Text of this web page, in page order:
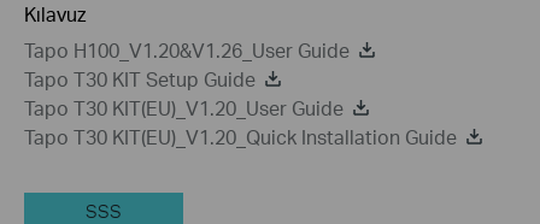
Kılavuz
Tapo H100_V1.20&V1.26_User Guide
Tapo T30 KIT Setup Guide
Tapo T30 KIT(EU)_V1.20_User Guide
Tapo T30 KIT(EU)_V1.20_Quick Installation Guide
SSS